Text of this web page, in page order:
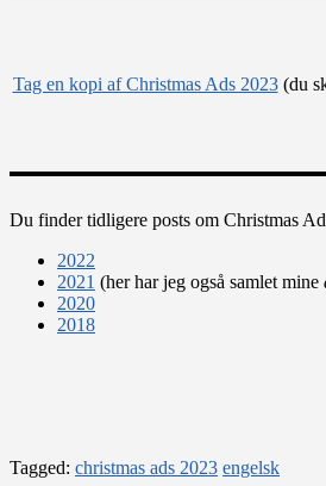
Tag en kopi af Christmas Ads 2023(du
Du finder tidligere posts om Christmas
2022
2021 (her har jeg også samlet mine
2020
2018
Tagged: christmas ads 2023 engelsk